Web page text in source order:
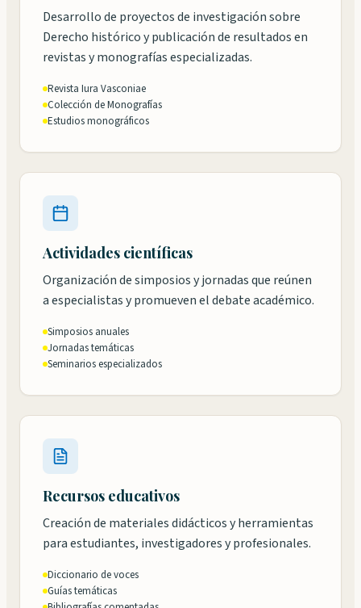
Desarrollo de proyectos de investigación sobre
Derecho histórico y publicación de resultados en
revistas y monografías especializadas.
Revista Iura Vasconiae
Colección de Monografías
Estudios monográficos
Actividades científicas
Organización de simposios y jornadas que reúnen
a especialistas y promueven el debate académico.
Simposios anuales
Jornadas temáticas
Seminarios especializados
Recursos educativos
Creación de materiales didácticos y herramientas
para estudiantes, investigadores y profesionales.
Diccionario de voces
Guías temáticas